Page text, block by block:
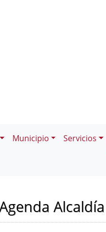
Municipio Servicios
Alcaldía